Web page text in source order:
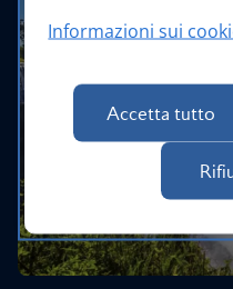
Informazioni sui
Accetta tutto